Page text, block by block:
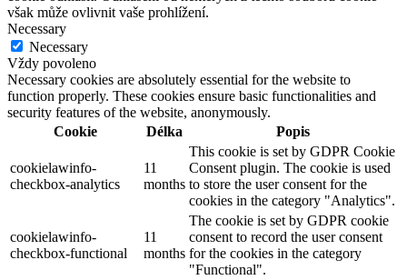
však může ovlivnit vaše prohlížení.
Necessary
Necessary
Vždy povoleno
Necessary cookies are absolutely essential for the website to
function properly. These cookies ensure basic functionalities and
security features of the website, anonymously.
Cookie
Délka Popis
cookielawinfo-
checkbox-analytics
11
months
This cookie is set by GDPR Cookie
Consent plugin. The cookie is used
to store the user consent for the
cookies in the category "Analytics".
cookielawinfo-
checkbox-functional
11
months
The cookie is set by GDPR cookie
consent to record the user consent
for the cookies in the category
"Functional".